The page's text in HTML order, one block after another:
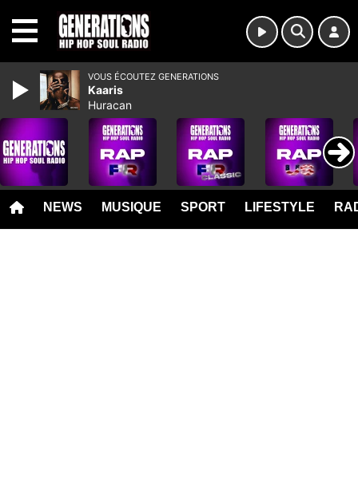
NEWS MUSIQUE SPORT LIFESTYLE
VOUS ÉCOUTEZ GENERATIONS
Kaaris
Huracan